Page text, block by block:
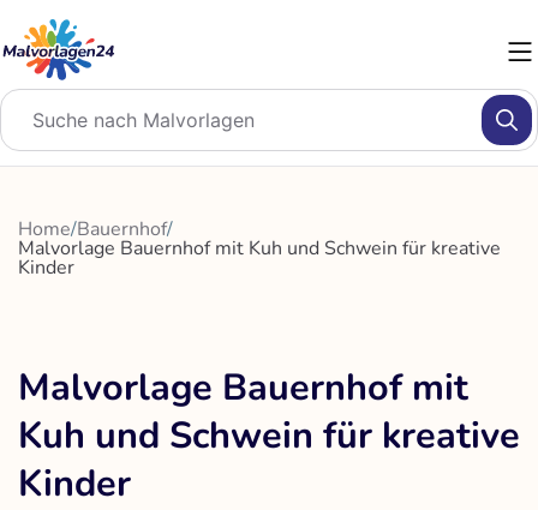
Inhalt
springen
Home/Bauernhof/
Malvorlage Bauernhof mit Kuh und Schwein für kreative
Kinder
Malvorlage Bauernhof mit
Kuh und Schwein für kreative
Kinder